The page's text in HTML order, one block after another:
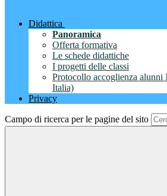
Didattica
Panoramica
Offerta formativa
Le schede didattiche
I progetti delle classi
Protocollo accoglienza
Italia)
Privacy
Campo di ricerca per le pagine del sito